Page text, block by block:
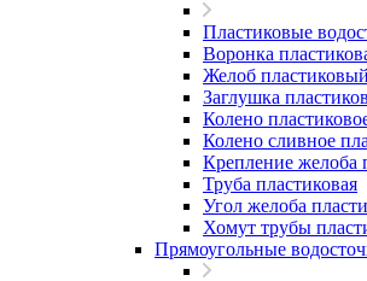
Пластиковые
Воронка
Желоб пластиковый
Заглушка
Колено
Колено сливное
Крепление желоба
Труба пластиковая
Угол желоба
Хомут трубы
Прямоугольные